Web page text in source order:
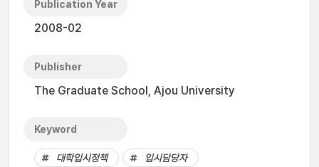
Publication Year
2008-02
Publisher
The Graduate School, Ajou University
Keyword
대학입시정책 입시담당자